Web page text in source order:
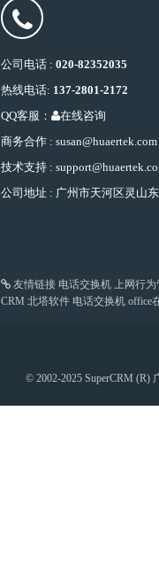
公司电话 : 020-82352035
热线电话: 137-2801-2172
QQ客服：
在线咨询
商务合作 : susan@huaertek.com
技术支持 :
公司地址 : 广州市天河区灵山
友情链接 电话交换机 上网行为
CRM 北塔软件 电话交换机 office
© 2002-2025 SuperCRM